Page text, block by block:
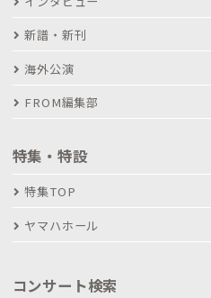
新譜・新刊
海外公演
FROM編集部
特集・特設
特集TOP
ヤマハホール
コンサート検索